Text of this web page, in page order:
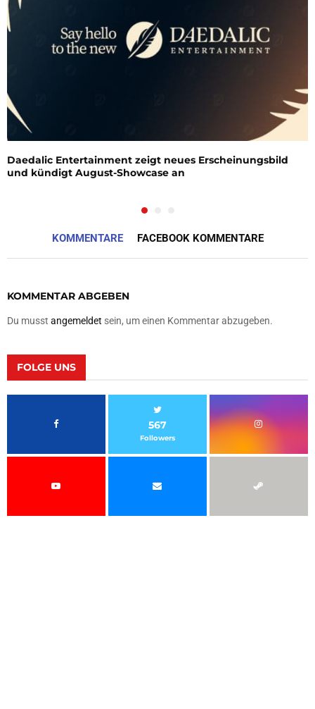
Daedalic Entertainment zeigt neues Erscheinungsbild
und kündigt August-Showcase an
KOMMENTARE FACEBOOK KOMMENTARE
KOMMENTAR ABGEBEN
Du musst angemeldet sein, um einen Kommentar abzugeben.
FOLGE UNS
567
Followers